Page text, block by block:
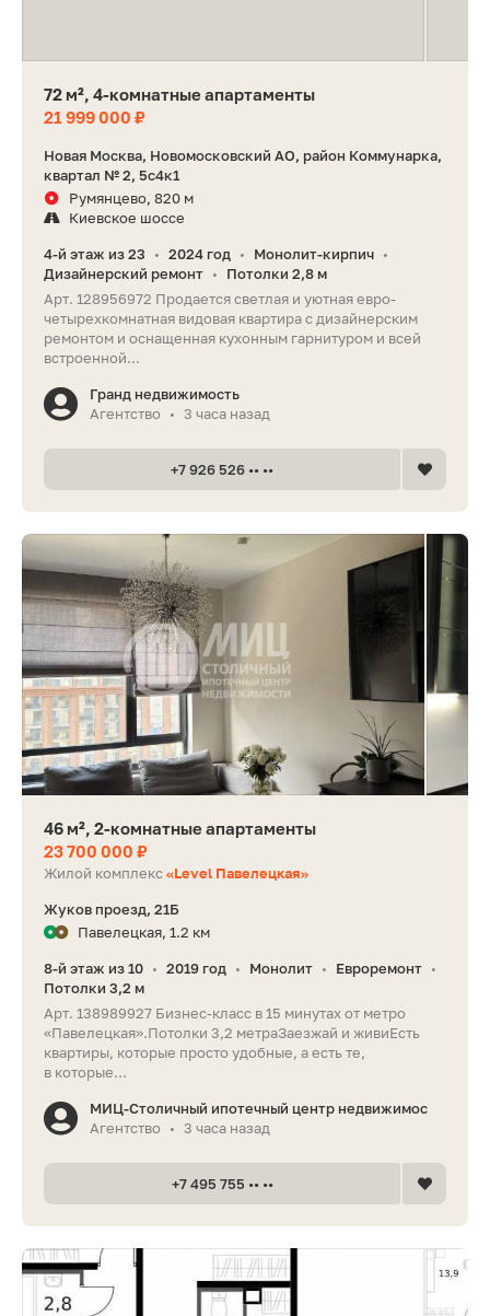
72 м², 4-комнатные апартаменты
21 999 000 ₽
Новая Москва, Новомосковский АО, район Коммунарка,
квартал № 2, 5с4к1
Румянцево, 820 м
Киевское шоссе
4-й этаж из 23 • 2024 год • Монолит-кирпич •
Дизайнерский ремонт •
Потолки 2,8 м
Арт. 128956972 Продается светлая и уютная евро-
четырехкомнатная видовая квартира с дизайнерским
ремонтом и оснащенная кухонным гарнитуром и всей
встроенной...
Гранд недвижимость
Агентство
• 3 часа назад
+7 926 526 •• ••
46 м², 2-комнатные апартаменты
23 700 000 ₽
Жилой комплекс«Level Павелецкая»
Жуков проезд, 21Б
Павелецкая, 1.2 км
8-й этаж из 10 • 2019 год • Монолит • Евроремонт •
Потолки 3,2 м
Арт. 138989927 Бизнес-класс в 15 минутах от метро
«Павелецкая».Потолки 3,2 метраЗаезжай и живиЕсть
квартиры, которые просто удобные, а есть те,
в которые...
МИЦ-Столичный ипотечный центр недвижимос
Агентство
• 3 часа назад
+7 495 755 •• ••